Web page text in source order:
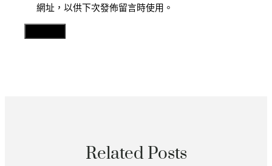
網址，以供下次發佈留言時使用。
Related Posts